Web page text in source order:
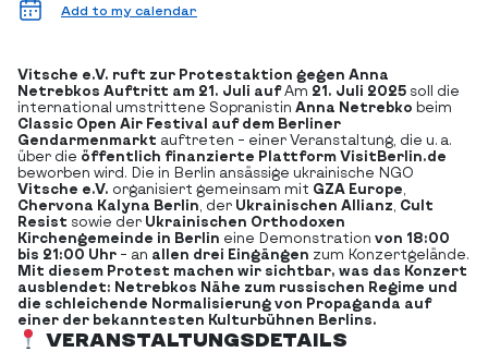
Add to my calendar
Vitsche e.V. ruft zur Protestaktion gegen Anna
Netrebkos Auftritt am 21. Juli aufAm 21. Juli 2025 soll die
international umstrittene Sopranistin Anna Netrebko beim
Classic Open Air Festival auf dem Berliner
Gendarmenmarkt auftreten – einer Veranstaltung, die u. a.
über die öffentlich finanzierte Plattform VisitBerlin.de
beworben wird. Die in Berlin ansässige ukrainische NGO
Vitsche e.V. organisiert gemeinsam mit GZA Europe
Chervona Kalyna Berlin , der Ukrainischen Allianz Cult
Resist sowie der Ukrainischen Orthodoxen
Kirchengemeinde in Berlin eine Demonstration von 18:00
bis 21:00 Uhr – an allen drei Eingängen zum Konzertgelände.
Mit diesem Protest machen wir sichtbar, was das Konzert
ausblendet: Netrebkos Nähe zum russischen Regime und
die schleichende Normalisierung von Propaganda auf
einer der bekanntesten Kulturbühnen Berlins.
VERANSTALTUNGSDETAILS